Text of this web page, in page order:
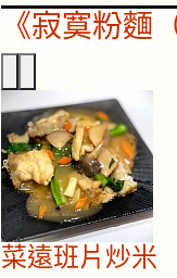
《寂寞粉麵
菜遠班片炒米